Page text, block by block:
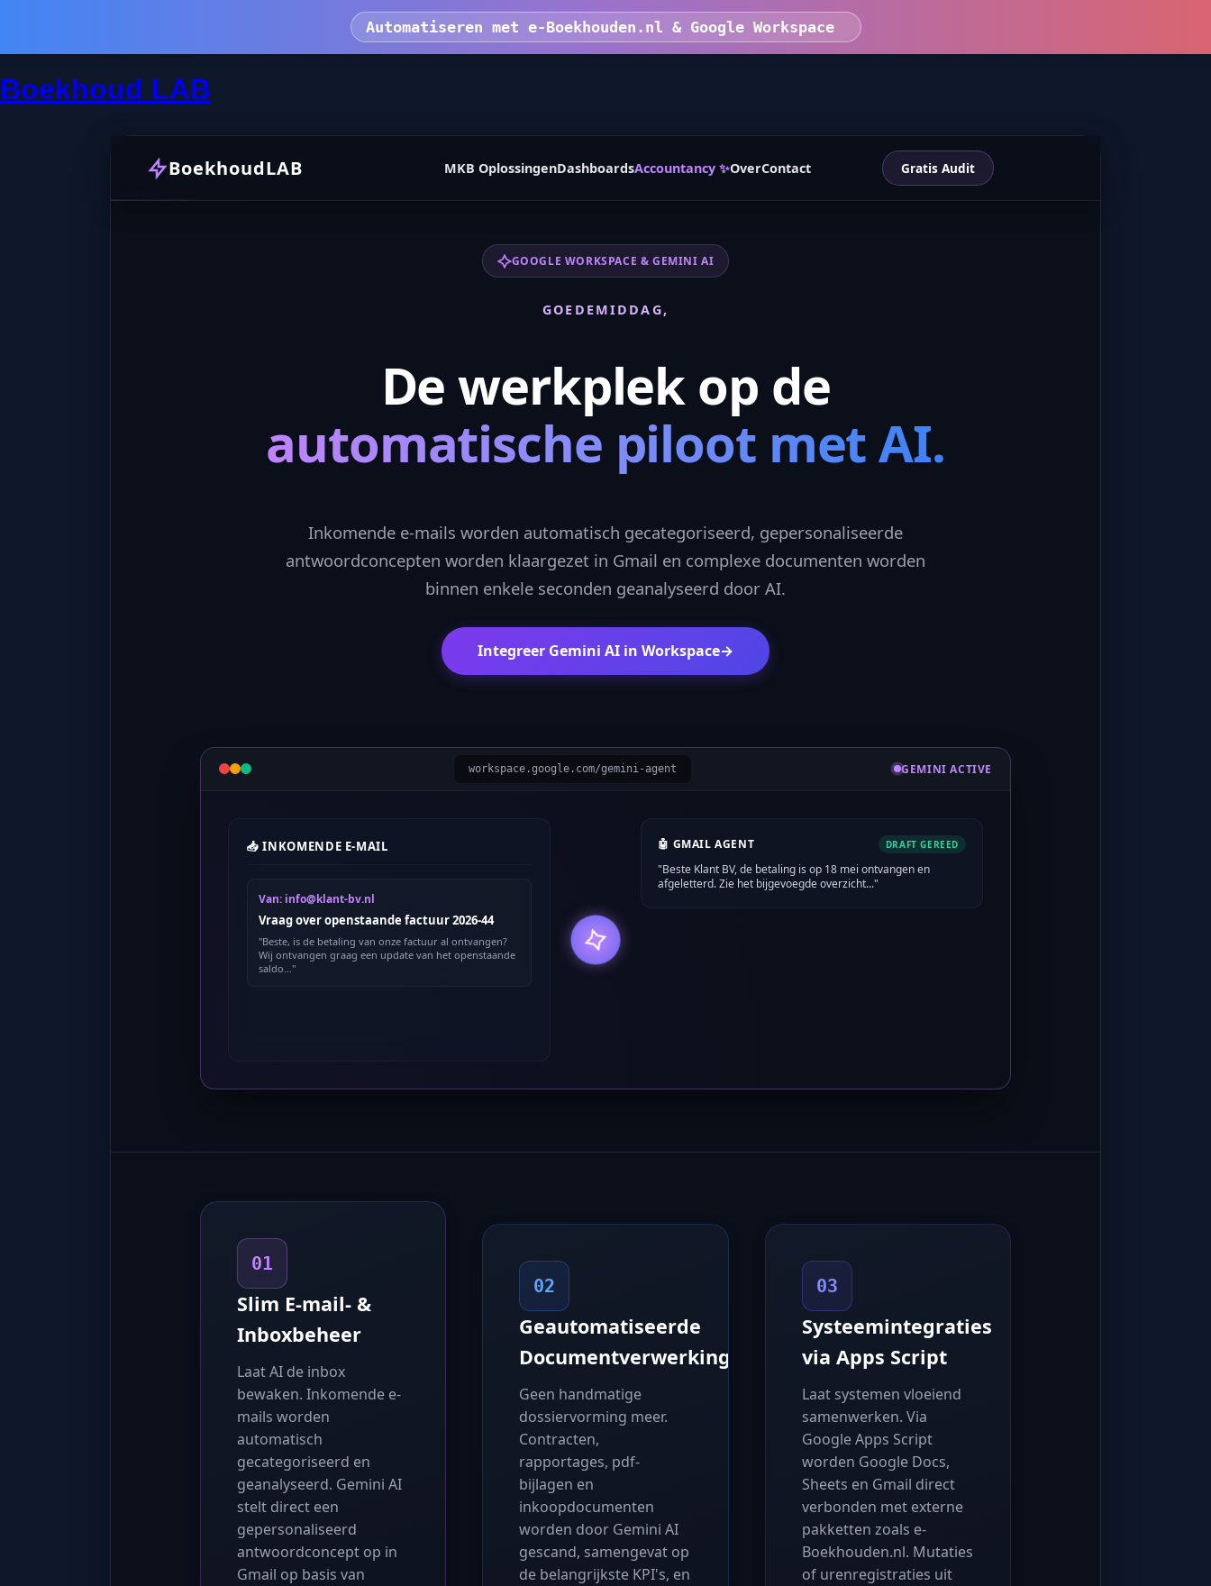
Automatiseren met e-Boekhouden.nl & Google Workspace
Boekhoud LAB
BoekhoudLAB MKB OplossingenDashboardsAccountancy ✨OverContact Gratis Audit
GOOGLE WORKSPACE & GEMINI AI
GOEDEMIDDAG,
De werkplek op de
automatische piloot met AI.
Inkomende e-mails worden automatisch gecategoriseerd, gepersonaliseerde
antwoordconcepten worden klaargezet in Gmail en complexe documenten worden
binnen enkele seconden geanalyseerd door AI.
Integreer Gemini AI in Workspace→
workspace.google.com/gemini-agent GEMINI ACTIVE
📥 INKOMENDE E-MAIL
Van: info@klant-bv.nl
Vraag over openstaande factuur 2026-44
"Beste, is de betaling van onze factuur al ontvangen?
Wij ontvangen graag een update van het openstaande
saldo..."
🤖 GMAIL AGENT DRAFT GEREED
"Beste Klant BV, de betaling is op 18 mei ontvangen en
afgeletterd. Zie het bijgevoegde overzicht..."
01
Slim E-mail- &
Inboxbeheer
Laat AI de inbox
bewaken. Inkomende e-
mails worden
automatisch
gecategoriseerd en
geanalyseerd. Gemini AI
stelt direct een
gepersonaliseerd
antwoordconcept op in
Gmail op basis van
02
Geautomatiseerde
Documentverwerking
Geen handmatige
dossiervorming meer.
Contracten,
rapportages, pdf-
bijlagen en
inkoopdocumenten
worden door Gemini AI
gescand, samengevat op
de belangrijkste KPI's, en
03
Systeemintegraties
via Apps Script
Laat systemen vloeiend
samenwerken. Via
Google Apps Script
worden Google Docs,
Sheets en Gmail direct
verbonden met externe
pakketten zoals e-
Boekhouden.nl. Mutaties
of urenregistraties uit